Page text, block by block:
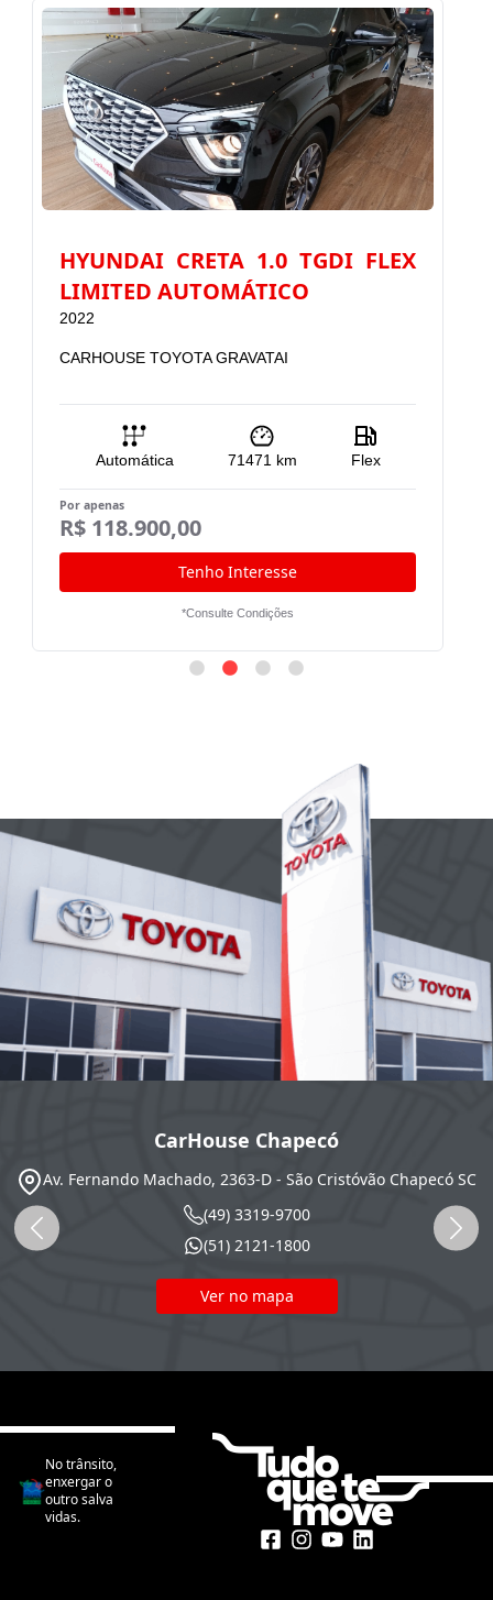
HYUNDAI CRETA 1.0 TGDI FLEX
LIMITED AUTOMÁTICO
2022
CARHOUSE TOYOTA GRAVATAI
Automática 71471 km Flex
Por apenas
R$ 118.900,00
Tenho Interesse
*Consulte Condições
CarHouse Chapecó
Av. Fernando Machado, 2363-D - São Cristóvão Chapecó SC
(49) 3319-9700
(51) 2121-1800
Ver no mapa
No trânsito,
enxergar o
outro salva
vidas.